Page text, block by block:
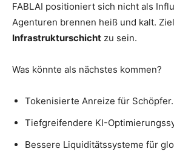
FABLAI positioniert sich nicht als
Agenturen brennen heiß und kalt.
Infrastrukturschicht zu sein.
Was könnte als nächstes kommen?
Tokenisierte Anreize für Schöpfer.
Tiefgreifendere KI-
Bessere Liquiditätssysteme für